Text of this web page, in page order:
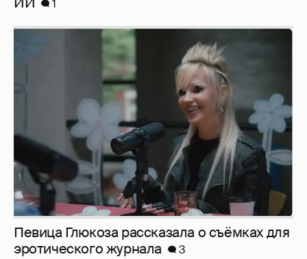
1
Певица Глюкоза рассказала о съёмках для
эротического журнала
3